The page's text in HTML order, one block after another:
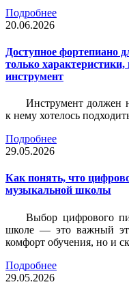
Подробнее
20.06.2026
Доступное фортепиано
только характеристики,
инструмент
Инструмент должен
к нему хотелось
Подробнее
29.05.2026
Как понять, что
музыкальной школы
Выбор цифрового
школе — это важный
комфорт обучения, но и
Подробнее
29.05.2026